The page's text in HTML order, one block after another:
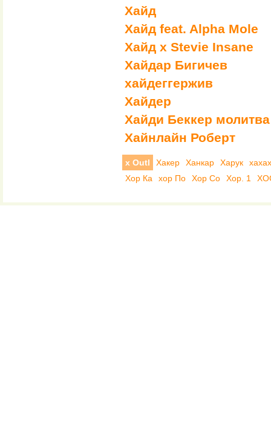
Хайд
Хайд feat. Alpha Mole
Хайд x Stevie Insane
Хайдар Бигичев
хайдеггержив
Хайдер
Хайди Беккер молитва
Хайнлайн Роберт
х Outl Хакер Ханкар Харук
Хор Ка
хор По Хор Со Хор. 1